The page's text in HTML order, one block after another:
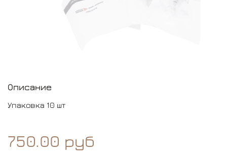
Описание
Упаковка 10 шт
750.00 руб